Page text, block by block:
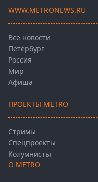
WWW.METRONEWS.RU
Все новости
Петербург
Россия
Мир
Афиша
ПРОЕКТЫ METRO
Стримы
Спецпроекты
Колумнисты
О METRO